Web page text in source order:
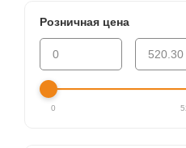
Розничная цена
0